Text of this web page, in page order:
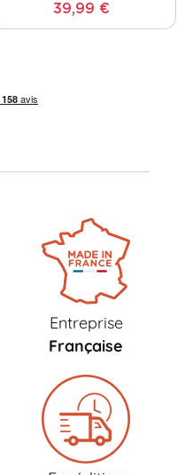
39,99 €
Entreprise
Française